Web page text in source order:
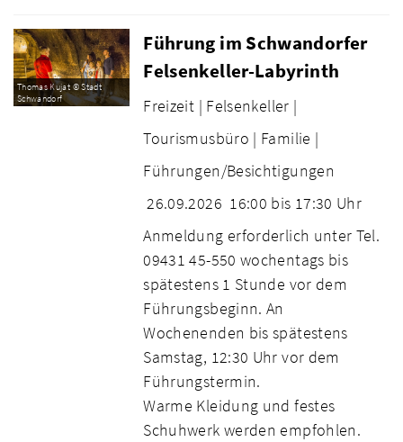
Thomas Kujat © Stadt
Schwandorf
Führung im Schwandorfer
Felsenkeller-Labyrinth
Freizeit | Felsenkeller |
Tourismusbüro | Familie |
Führungen/Besichtigungen
26.09.2026 16:00 bis 17:30 Uhr
Anmeldung erforderlich unter Tel.
09431 45-550 wochentags bis
spätestens 1 Stunde vor dem
Führungsbeginn. An
Wochenenden bis spätestens
Samstag, 12:30 Uhr vor dem
Führungstermin.
Warme Kleidung und festes
Schuhwerk werden empfohlen.